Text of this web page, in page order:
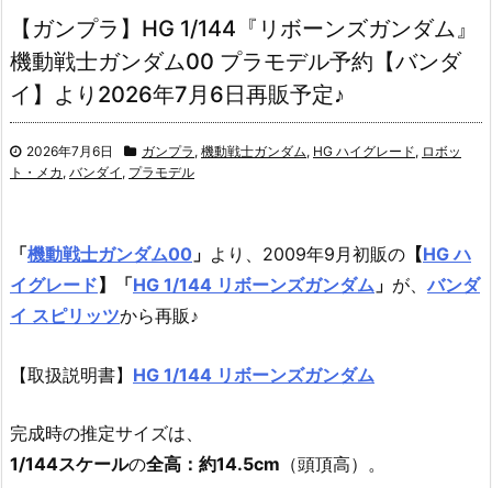
【ガンプラ】HG 1/144『リボーンズガンダム』
機動戦士ガンダム00 プラモデル予約【バンダ
イ】より2026年7月6日再販予定♪
2026年7月6日 ガンプラ , 機動戦士ガンダム, HG ハイグレード, ロボッ
ト・メカ , バンダイ , プラモデル
「機動戦士ガンダム00 」 より、2009年9月初販の 【HG ハ
イグレード】 「HG 1/144 リボーンズガンダム 」 が、バンダ
イ スピリッツから再販♪
【取扱説明書】 HG 1/144 リボーンズガンダム
完成時の推定サイズは、
1/144スケールの全高：約14.5cm （頭頂高）。